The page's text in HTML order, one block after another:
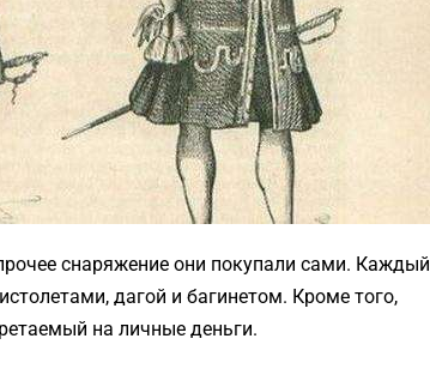
снаряжение они покупали сами. Каждый
дагой и багинетом. Кроме того,
на личные деньги.